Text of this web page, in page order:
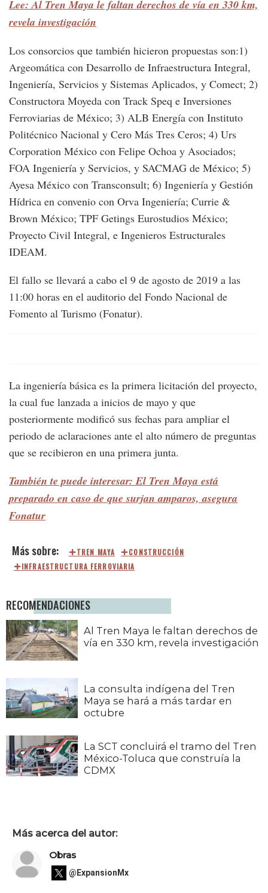
Lee: Al Tren Maya le faltan derechos de vía en 330 km,
revela investigación
Los consorcios que también hicieron propuestas son:1)
Argeomática con Desarrollo de Infraestructura Integral,
Ingeniería, Servicios y Sistemas Aplicados, y Comect; 2)
Constructora Moyeda con Track Speq e Inversiones
Ferroviarias de México; 3) ALB Energía con Instituto
Politécnico Nacional y Cero Más Tres Ceros; 4) Urs
Corporation México con Felipe Ochoa y Asociados;
FOA Ingeniería y Servicios, y SACMAG de México; 5)
Ayesa México con Transconsult; 6) Ingeniería y Gestión
Hídrica en convenio con Orva Ingeniería; Currie &
Brown México; TPF Getings Eurostudios México;
Proyecto Civil Integral, e Ingenieros Estructurales
IDEAM.
El fallo se llevará a cabo el 9 de agosto de 2019 a las
11:00 horas en el auditorio del Fondo Nacional de
Fomento al Turismo (Fonatur).
La ingeniería básica es la primera licitación del proyecto,
la cual fue lanzada a inicios de mayo y que
posteriormente modificó sus fechas para ampliar el
periodo de aclaraciones ante el alto número de preguntas
que se recibieron en una primera junta.
También te puede interesar: El Tren Maya está
preparado en caso de que surjan amparos, asegura
Fonatur
TREN MAYA
CONSTRUCCIÓN
INFRAESTRUCTURA FERROVIARIA
RECOMENDACIONES
Al Tren Maya le faltan derechos de
vía en 330 km, revela investigación
La consulta indígena del Tren
Maya se hará a más tardar en
octubre
La SCT concluirá el tramo del Tren
México-Toluca que construía la
CDMX
Más acerca del autor:
Obras
@ExpansionMx